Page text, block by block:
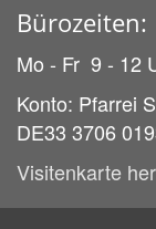
Bürozeiten:
Mo - Fr 9 - 12
Konto: Pfarrei
DE33 3706
Visitenkarte